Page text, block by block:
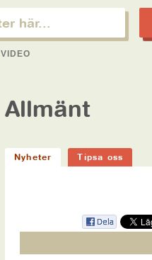
VIDEO
Allmänt
Nyheter Tipsa oss